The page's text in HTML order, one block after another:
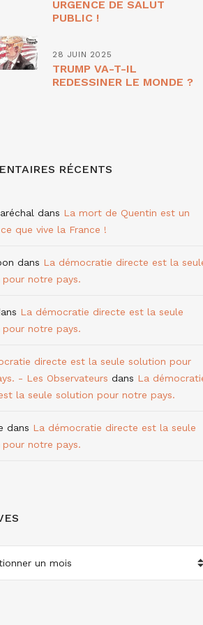
URGENCE DE SALUT
PUBLIC !
28 JUIN 2025
TRUMP VA-T-IL
REDESSINER LE MONDE ?
RÉCENTS
dans La mort de Quentin est un
que vive la France !
dans La démocratie directe est la
notre pays.
La démocratie directe est la seule
notre pays.
directe est la seule solution pour
- Les Observateurs dans La
la seule solution pour notre pays.
dans La démocratie directe est la seule
notre pays.